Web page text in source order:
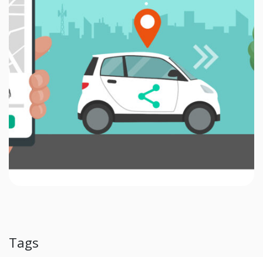
Tags